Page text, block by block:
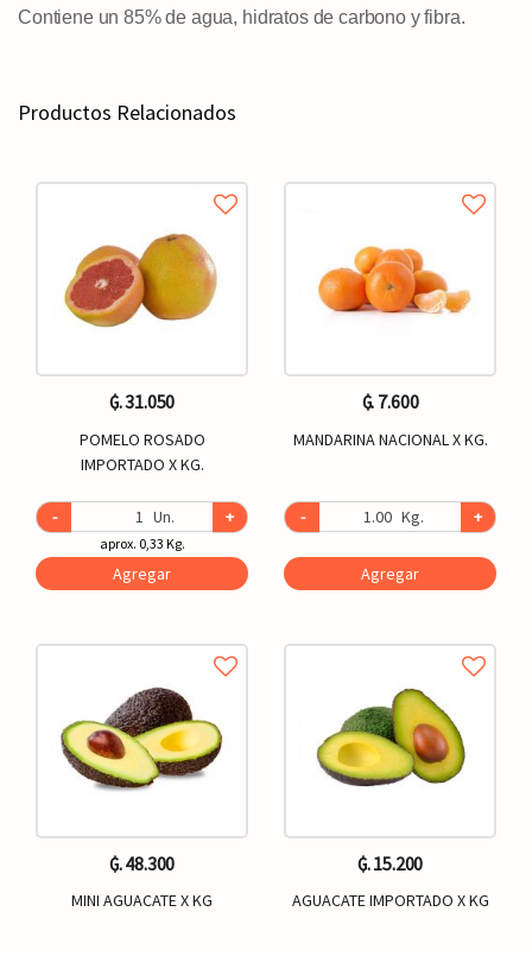
Contiene un 85% de agua, hidratos de carbono y fibra.
Productos Relacionados
₲. 31.050
POMELO ROSADO
IMPORTADO X KG.
- Un. +
aprox. 0,33 Kg.
Agregar
₲. 48.300
MINI AGUACATE X KG
₲. 7.600
MANDARINA NACIONAL X KG.
- Kg. +
Agregar
₲. 15.200
AGUACATE IMPORTADO X KG